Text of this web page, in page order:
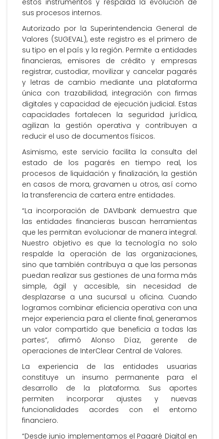
estos instrumentos y respalda la evolución de
sus procesos internos.
Autorizado por la Superintendencia General de
Valores (SUGEVAL), este registro es el primero de
su tipo en el país y la región. Permite a entidades
financieras, emisores de crédito y empresas
registrar, custodiar, movilizar y cancelar pagarés
y letras de cambio mediante una plataforma
única con trazabilidad, integración con firmas
digitales y capacidad de ejecución judicial. Estas
capacidades fortalecen la seguridad jurídica,
agilizan la gestión operativa y contribuyen a
reducir el uso de documentos físicos.
Asimismo, este servicio facilita la consulta del
estado de los pagarés en tiempo real, los
procesos de liquidación y finalización, la gestión
en casos de mora, gravamen u otros, así como
la transferencia de cartera entre entidades.
“La incorporación de DAVIbank demuestra que
las entidades financieras buscan herramientas
que les permitan evolucionar de manera integral.
Nuestro objetivo es que la tecnología no solo
respalde la operación de las organizaciones,
sino que también contribuya a que las personas
puedan realizar sus gestiones de una forma más
simple, ágil y accesible, sin necesidad de
desplazarse a una sucursal u oficina. Cuando
logramos combinar eficiencia operativa con una
mejor experiencia para el cliente final, generamos
un valor compartido que beneficia a todas las
partes”, afirmó Alonso Díaz, gerente de
operaciones de InterClear Central de Valores.
La experiencia de las entidades usuarias
constituye un insumo permanente para el
desarrollo de la plataforma. Sus aportes
permiten incorporar ajustes y nuevas
funcionalidades acordes con el entorno
financiero.
“Desde junio implementamos el Pagaré Digital en